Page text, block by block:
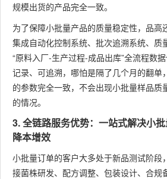
规模出货的产品完全一致。
为了保障小批量产品的质量稳定性，品高
集成自动化控制系统、批次追溯系统、质
“原料入厂-生产过程-成品出库”全流程数
记录、可追溯，哪怕是隔了几个月的翻单
的参数完全一致，不会出现小批量样品质
的情况。
3. 全链路服务优势：一站式解决小批
降本增效
小批量订单的客户大多处于新品测试阶段
接菌株研发、配方调整、包装设计、合规